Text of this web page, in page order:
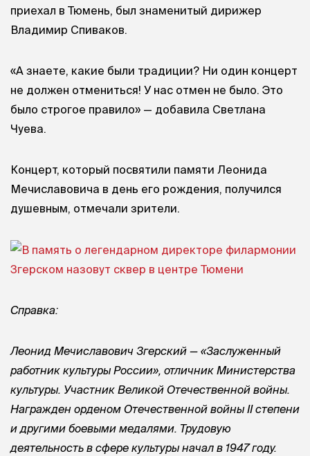
приехал в Тюмень, был знаменитый дирижер
Владимир Спиваков.
«А знаете, какие были традиции? Ни один концерт
не должен отмениться! У нас отмен не было. Это
было строгое правило» — добавила Светлана
Чуева.
Концерт, который посвятили памяти Леонида
Мечиславовича в день его рождения, получился
душевным, отмечали зрители.
Справка:
Леонид Мечиславович Згерский — «Заслуженный
работник культуры России», отличник Министерства
культуры. Участник Великой Отечественной войны.
Награжден орденом Отечественной войны II степени
и другими боевыми медалями. Трудовую
деятельность в сфере культуры начал в 1947 году.